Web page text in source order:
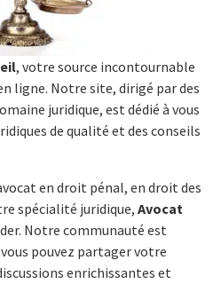
, votre source incontournable
ligne. Notre site, dirigé par des
juridique, est dédié à vous
de qualité et des conseils
en droit pénal, en droit des
spécialité juridique, Avocat
Notre communauté est
pouvez partager votre
enrichissantes et